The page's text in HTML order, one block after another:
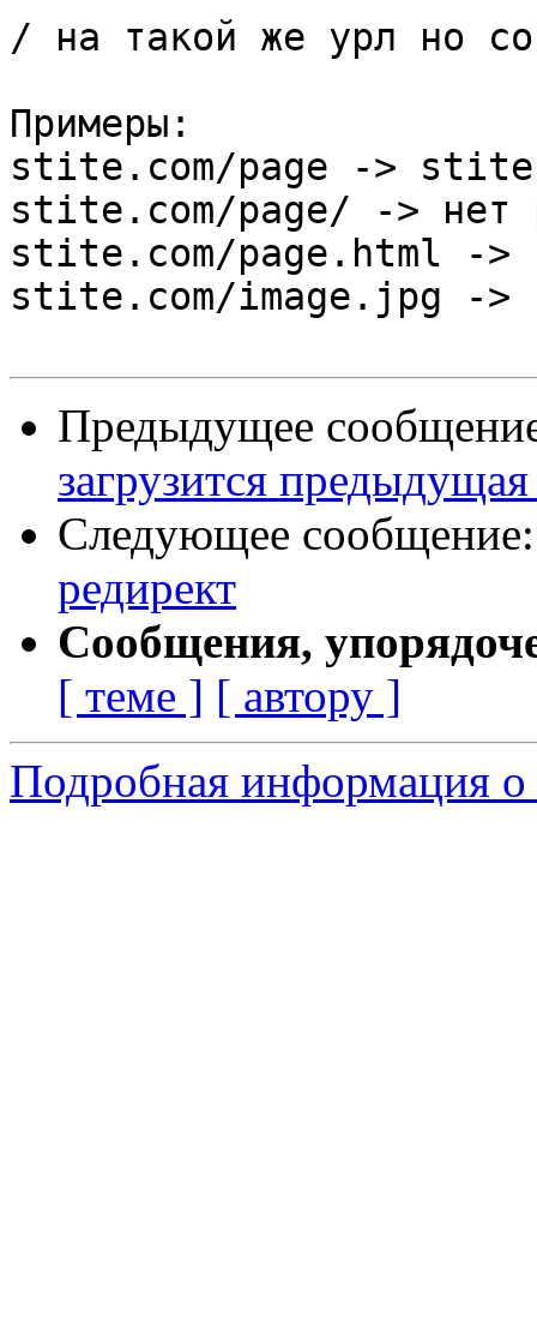
/ на такой же урл но со
Примеры:
stite.com/page ->
stite.com/page/ -> нет
stite.com/page.html ->
stite.com/image.jpg ->
Предыдущее
загрузится
Следующее
редирект
Сообщения,
[ теме ] [ автору ]
Подробная информация